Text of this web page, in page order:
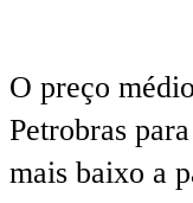
O preço
Petrobras
mais baixo a